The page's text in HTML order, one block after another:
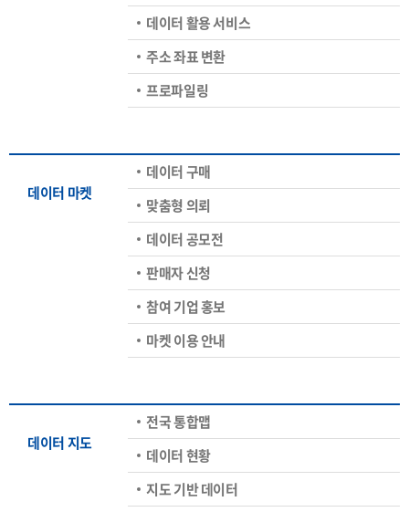
데이터 활용 서비스
주소 좌표 변환
프로파일링
데이터 마켓
데이터 구매
맞춤형 의뢰
데이터 공모전
판매자 신청
참여 기업 홍보
마켓 이용 안내
데이터 지도
전국 통합맵
데이터 현황
지도 기반 데이터